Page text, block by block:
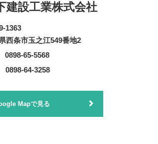
建設工業株式会社
1363
西条市玉之江549番地2
65-5568
64-3258
Mapで見る